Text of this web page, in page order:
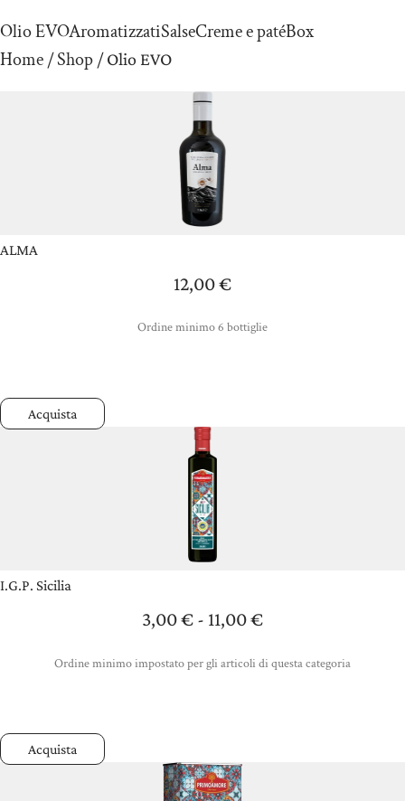
Olio EVOAromatizzatiSalseCreme e patéBox
Home /Shop / Olio EVO
ALMA
12,00€
Ordine minimo 6 bottiglie
Acquista
I.G.P. Sicilia
3,00€ - 11,00€
da
Ordine minimo impostato per gli articoli di questa categoria
Acquista